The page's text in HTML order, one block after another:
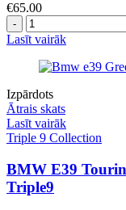
€65.00
Daudzums
Lasīt vairāk
Izpārdots
Ātrais skats
Lasīt vairāk
Triple 9 Collection
BMW E39
Triple9